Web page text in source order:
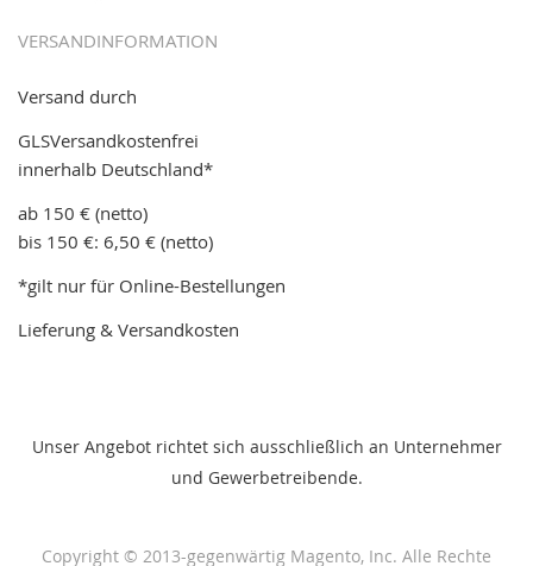
VERSANDINFORMATION
Versand durch
GLSVersandkostenfrei
innerhalb Deutschland*
ab 150 € (netto)
bis 150 €: 6,50 € (netto)
*gilt nur für Online-Bestellungen
Lieferung & Versandkosten
Unser Angebot richtet sich ausschließlich an Unternehmer
und Gewerbetreibende.
Copyright © 2013-gegenwärtig Magento, Inc. Alle Rechte